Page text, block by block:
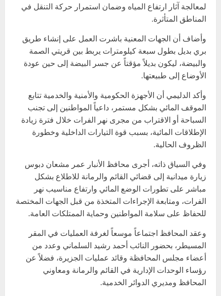
لمعالجة آثار ارتفاع المياه وضمان استمرار حركة التنقل في
المناطق المتأثرة.
وأضاف أن الجهات المعنية باشرت العمل على إنشاء طريق
بري بديل بطول سبعة كيلومترات يربط بين قريتي الصمة
والبيضة، ليكون بديلاً مؤقتاً عن جسر البيضة إلى حين عودة
الأوضاع إلى طبيعتها.
وأكد الدليمي أن الأجهزة الحكومية والأمنية والخدمية تتابع
الموقف المائي بشكل مستمر، داعياً المواطنين إلى تجنب
السباحة أو الاقتراب من مجرى نهر الفرات خلال فترة زيادة
الإطلاقات المائية، بسبب قوة التيارات الداخلية وخطورة
الظروف الحالية.
وفي السياق ذاته، أجرى محافظ الأنبار عمر مشعان دبوس
زيارة ميدانية إلى قضائي القائم والرمانة للاطلاع بشكل
مباشر على تطورات الوضع المائي وارتفاع مناسيب نهر
الفرات، ومتابعة الإجراءات المتخذة من قبل الجهات المختصة
للحفاظ على سلامة المواطنين وحماية الممتلكات العامة.
وعقد المحافظ اجتماعاً موسعاً لغرفة العمليات في المقر
المسيطر، بحضور النائب أحمد رشيد السلماني وعدد من
أعضاء مجلس المحافظة وقائد عمليات الجزيرة، فضلاً عن
رؤساء الوحدات الإدارية في القائم والرمانة ومعاوني
المحافظ ومديري الدوائر الخدمية.